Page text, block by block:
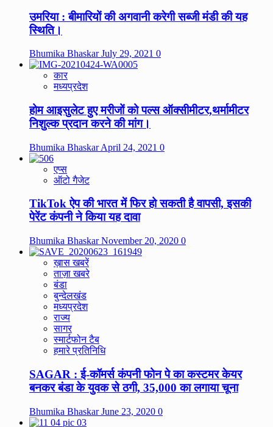
उमरिया : बीमारियों की अगवानी करेगी सब्जी मंडी की यह
स्थिति।
Bhumika BhaskarJuly 29, 2021 0
कार
मध्यप्रदेश
होम आइसुलेट हुए मरीजों को पल्स ऑक्सीमीटर,थर्मामीटर
निशुल्क प्रदान करने की मांग।
Bhumika BhaskarApril 24, 2021 0
एप्स
ऑटो गैजेट
TikTok ऐप की भारत में फिर हो सकती है वापसी, इसकी
पेरेंट कंपनी ने किया यह दावा
Bhumika BhaskarNovember 20, 2020 0
ख़ास खबरें
ताज़ा खबरे
बंडा
बुन्देलखंड
मध्यप्रदेश
राज्य
सागर
स्मार्टफोन टैब
हमारे प्रतिनिधि
SAGAR : ई-कॉमर्स कंपनी फोन पे का कस्टमर केयर
बनकर बंडा के युवक से ठगी, 35,000 का लगाया चूना
Bhumika BhaskarJune 23, 2020 0